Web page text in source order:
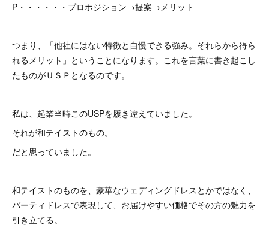
P・・・・・・プロポジション→提案→メリット
つまり、「他社にはない特徴と自慢できる強み。それらから得ら
れるメリット」ということになります。これを言葉に書き起こし
たものがＵＳＰとなるのです。
私は、起業当時このUSPを履き違えていました。
それが和テイストのもの。
だと思っていました。
和テイストのものを、豪華なウェディングドレスとかではなく、
パーティドレスで表現して、お届けやすい価格でその方の魅力を
引き立てる。